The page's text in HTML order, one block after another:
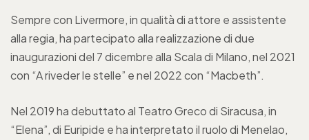
Sempre con Livermore, in qualità di attore e assistente
alla regia, ha partecipato alla realizzazione di due
inaugurazioni del 7 dicembre alla Scala di Milano, nel 2021
con “A riveder le stelle” e nel 2022 con “Macbeth”.
Nel 2019 ha debuttato al Teatro Greco di Siracusa, in
“Elena”, di Euripide e ha interpretato il ruolo di Menelao,